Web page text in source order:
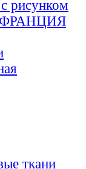
рисунком
ФРАНЦИЯ
ткани